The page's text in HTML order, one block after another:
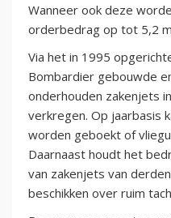
Wanneer ook deze
orderbedrag op tot 5,2
Via het in 1995
Bombardier gebouwde
onderhouden zakenjets
verkregen. Op jaarbasis
worden geboekt of
Daarnaast houdt het
van zakenjets van
beschikken over ruim